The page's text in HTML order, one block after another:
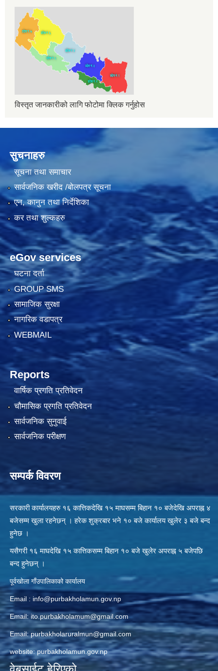
विस्तृत जानकारीको लागि फोटोमा क्लिक गर्नुहोस
सुचनाहरु
सूचना तथा समाचार
सार्वजनिक खरीद /बोलपत्र सूचना
एन, कानुन तथा निर्देशिका
कर तथा शुल्कहरु
eGov services
घटना दर्ता
GROUP SMS
सामाजिक सुरक्षा
नागरिक वडापत्र
WEBMAIL
Reports
वार्षिक प्रगति प्रतिवेदन
चौमासिक प्रगति प्रतिवेदन
सार्वजनिक सुनुवाई
सार्वजनिक परीक्षण
सम्पर्क विवरण
सरकारी कार्यालयहरु १६ कात्तिकदेखि १५ माघसम्म बिहान १० बजेदेखि अपराह्न ४
बजेसम्म खुला रहनेछन् । हरेक शुक्रबार भने १० बजे कार्यालय खुलेर ३ बजे बन्द
हुनेछ ।
यसैगरी १६ माघदेखि १५ कात्तिकसम्म बिहान १० बजे खुलेर अपराह्न ५ बजेपछि
बन्द हुनेछन् ।
पूर्वखोला गाँउपालिकाको कार्यालय
Email : info@purbakholamun.gov.np
Email: ito.purbakholamum@gmail.com
Email:purbakholaruralmun@gmail.com
website: purbakholamun.gov.np